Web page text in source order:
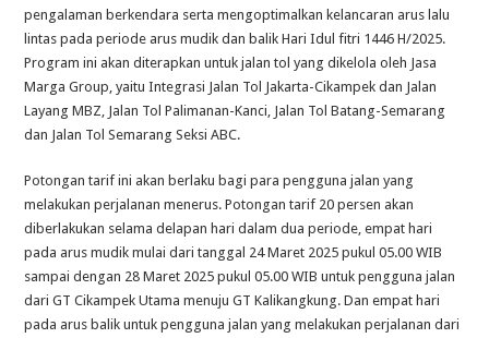
pengalaman berkendara serta mengoptimalkan kelancaran arus lalu
lintas pada periode arus mudik dan balik Hari Idul fitri 1446 H/2025.
Program ini akan diterapkan untuk jalan tol yang dikelola oleh Jasa
Marga Group, yaitu Integrasi Jalan Tol Jakarta-Cikampek dan Jalan
Layang MBZ, Jalan Tol Palimanan-Kanci, Jalan Tol Batang-Semarang
dan Jalan Tol Semarang Seksi ABC.
Potongan tarif ini akan berlaku bagi para pengguna jalan yang
melakukan perjalanan menerus. Potongan tarif 20 persen akan
diberlakukan selama delapan hari dalam dua periode, empat hari
pada arus mudik mulai dari tanggal 24 Maret 2025 pukul 05.00 WIB
sampai dengan 28 Maret 2025 pukul 05.00 WIB untuk pengguna jalan
dari GT Cikampek Utama menuju GT Kalikangkung. Dan empat hari
pada arus balik untuk pengguna jalan yang melakukan perjalanan dari